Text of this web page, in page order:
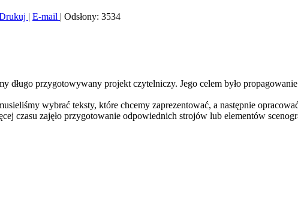
| E-mail | Odsłony: 3534
długo przygotowywany projekt czytelniczy. Jego celem było
wybrać teksty, które chcemy zaprezentować, a następnie
czasu zajęło przygotowanie odpowiednich strojów lub elementów